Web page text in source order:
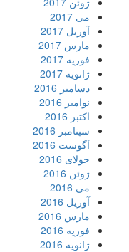
می 2017
آوریل 2017
مارس 2017
فوریه 2017
ژانویه 2017
دسامبر 2016
نوامبر 2016
اکتبر 2016
سپتامبر 2016
آگوست 2016
جولای 2016
ژوئن 2016
می 2016
آوریل 2016
مارس 2016
فوریه 2016
ژانویه 2016